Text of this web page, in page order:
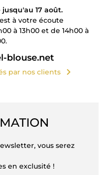
17 août.
à votre écoute
à 13h00 et de 14h00 à
blouse.net
par nos clients chevron_right
vous serez
en exclusité !